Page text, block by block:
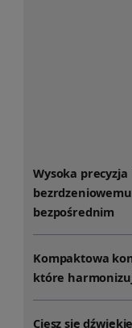
Wysoka
bezpośrednim
Kompaktowa
które
Ciesz się